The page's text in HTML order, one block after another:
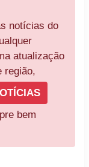
notícias do
atualização
região,
bem